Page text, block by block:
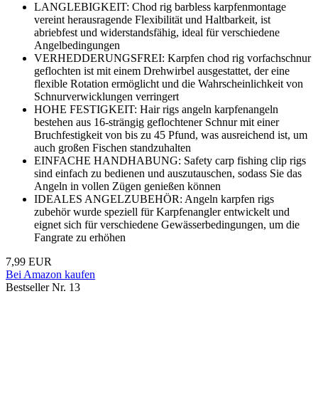
LANGLEBIGKEIT: Chod rig barbless karpfenmontage
vereint herausragende Flexibilität und Haltbarkeit, ist
abriebfest und widerstandsfähig, ideal für verschiedene
Angelbedingungen
VERHEDDERUNGSFREI: Karpfen chod rig vorfachschnur
geflochten ist mit einem Drehwirbel ausgestattet, der eine
flexible Rotation ermöglicht und die Wahrscheinlichkeit von
Schnurverwicklungen verringert
HOHE FESTIGKEIT: Hair rigs angeln karpfenangeln
bestehen aus 16-strängig geflochtener Schnur mit einer
Bruchfestigkeit von bis zu 45 Pfund, was ausreichend ist, um
auch großen Fischen standzuhalten
EINFACHE HANDHABUNG: Safety carp fishing clip rigs
sind einfach zu bedienen und auszutauschen, sodass Sie das
Angeln in vollen Zügen genießen können
IDEALES ANGELZUBEHÖR: Angeln karpfen rigs
zubehör wurde speziell für Karpfenangler entwickelt und
eignet sich für verschiedene Gewässerbedingungen, um die
Fangrate zu erhöhen
7,99 EUR
Bei Amazon kaufen
Bestseller Nr. 13